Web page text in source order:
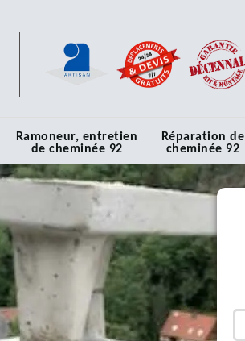
Ramoneur, entretien
de cheminée 92
Réparation de
cheminée 92